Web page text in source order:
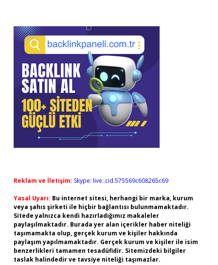
Reklam ve İletişim: Skype: live:.cid.575569c608265c69
Yasal Uyarı: Bu internet sitesi, herhangi bir marka, kurum
veya şahıs şirketi ile hiçbir bağlantısı bulunmamaktadır.
Sitede yalnızca kendi hazırladığımız makaleler
paylaşılmaktadır. Burada yer alan içerikler haber niteliği
taşımamakta olup, gerçek kurum ve kişiler hakkında
paylaşım yapılmamaktadır. Gerçek kurum ve kişiler ile isim
benzerlikleri tamamen tesadüfidir. Sitemizdeki bilgiler
taslak halindedir ve tavsiye niteliği taşımazlar.